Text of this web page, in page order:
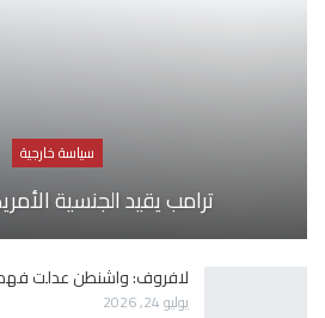
سياسة خارجية
ترامب يقيد الجنسية
لافروف: واشنطن عدلت
يوليو 24, 2026